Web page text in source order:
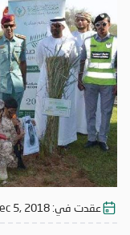
الأساسي، وفريق الإحسان
عقدت في: 5, 2018